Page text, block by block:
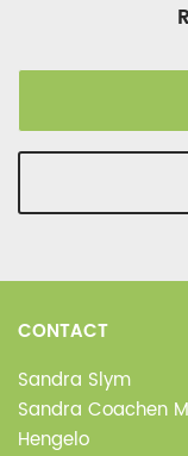
CONTACT
Sandra Slym
Sandra Coachen
Hengelo